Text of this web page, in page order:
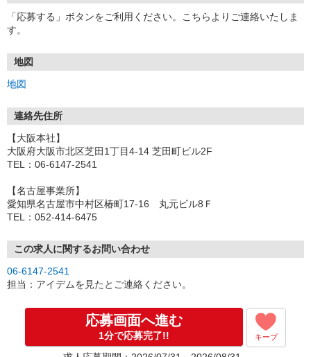
「応募する」ボタンをご利用ください。こちらよりご連絡いたしま
す。
地図
地図
連絡先住所
【大阪本社】
大阪府大阪市北区芝田1丁目4-14 芝田町ビル2F
TEL：06-6147-2541
【名古屋事業所】
愛知県名古屋市中村区椿町17-16 丸元ビル8Ｆ
TEL：052-414-6475
この求人に関するお問い合わせ
06-6147-2541
担当：アイデムを見たとご連絡ください。
応募画面へ進む
1分で応募完了!! キープ